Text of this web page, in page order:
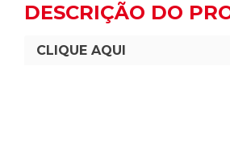
DESCRIÇÃO DO
CLIQUE AQUI